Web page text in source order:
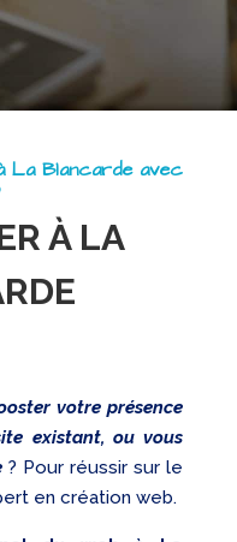
La Blancarde avec
À LA
votre présence
existant, ou vous
? Pour réussir sur le
en création web.